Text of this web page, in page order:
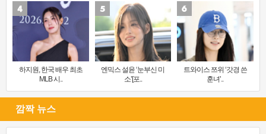
하지원, 한국 배우 최초
MLB 시..
엔믹스 설윤 ‘눈부신 미
소’[포..
트와이스 쯔위 ‘갓경 쓴
훈녀’..
깜짝 뉴스